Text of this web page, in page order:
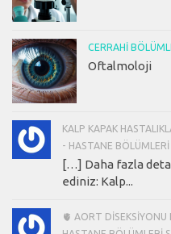
CERRAHI
Oftalmoloji
KALP KAPAK
- HASTANE BÖLÜMLERI
[…] Daha fazla
ediniz: Kalp...
🫀 AORT DISEKSIYONU